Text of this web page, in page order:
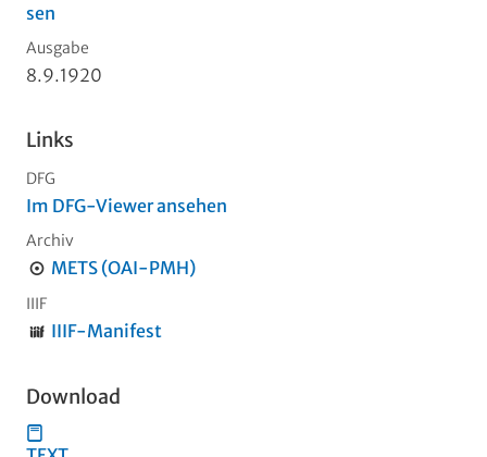
sen
Ausgabe
8.9.1920
Links
DFG
Im DFG-Viewer ansehen
Archiv
METS (OAI-PMH)
IIIF
IIIF-Manifest
Download